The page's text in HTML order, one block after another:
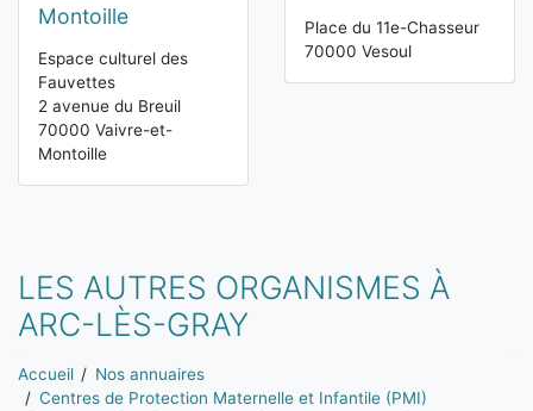
Montoille
Espace culturel des
Fauvettes
2 avenue du Breuil
70000 Vaivre-et-
Montoille
Place du 11e-Chasseur
70000 Vesoul
LES AUTRES ORGANISMES À
ARC-LÈS-GRAY
Vous êtes ici:
Accueil
Nos annuaires
Centres de Protection Maternelle et Infantile (PMI)